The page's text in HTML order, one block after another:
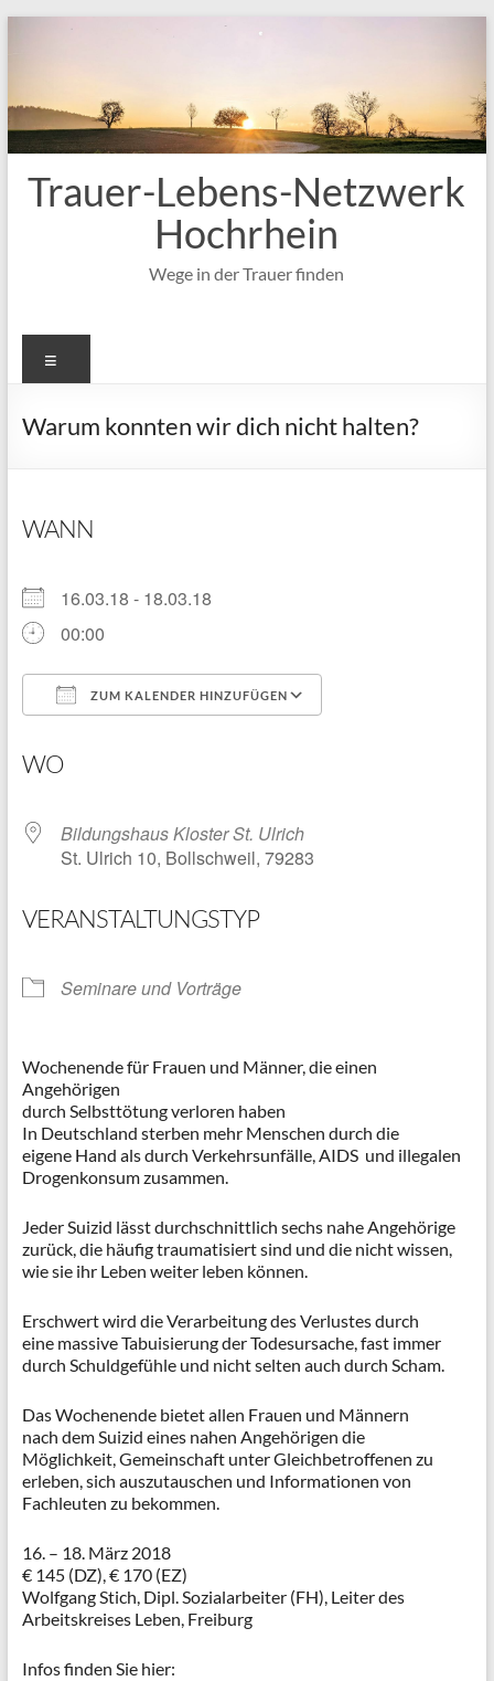
Trauer-Lebens-Netzwerk
Hochrhein
Wege in der Trauer finden
Warum konnten wir dich nicht halten?
WANN
16.03.18 - 18.03.18
00:00
ZUM KALENDER HINZUFÜGEN
WO
Bildungshaus Kloster St. Ulrich
St. Ulrich 10, Bollschweil, 79283
VERANSTALTUNGSTYP
Seminare und Vorträge
Wochenende für Frauen und Männer, die einen
Angehörigen
durch Selbsttötung verloren haben
In Deutschland sterben mehr Menschen durch die
eigene Hand als durch Verkehrsunfälle, AIDS und illegalen
Drogenkonsum zusammen.
Jeder Suizid lässt durchschnittlich sechs nahe Angehörige
zurück, die häufig traumatisiert sind und die nicht wissen,
wie sie ihr Leben weiter leben können.
Erschwert wird die Verarbeitung des Verlustes durch
eine massive Tabuisierung der Todesursache, fast immer
durch Schuldgefühle und nicht selten auch durch Scham.
Das Wochenende bietet allen Frauen und Männern
nach dem Suizid eines nahen Angehörigen die
Möglichkeit, Gemeinschaft unter Gleichbetroffenen zu
erleben, sich auszutauschen und Informationen von
Fachleuten zu bekommen.
16. – 18. März 2018
€ 145 (DZ), € 170 (EZ)
Wolfgang Stich, Dipl. Sozialarbeiter (FH), Leiter des
Arbeitskreises Leben, Freiburg
Infos finden Sie hier: